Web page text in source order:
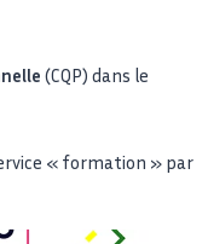
(CQP) dans le
« formation » par